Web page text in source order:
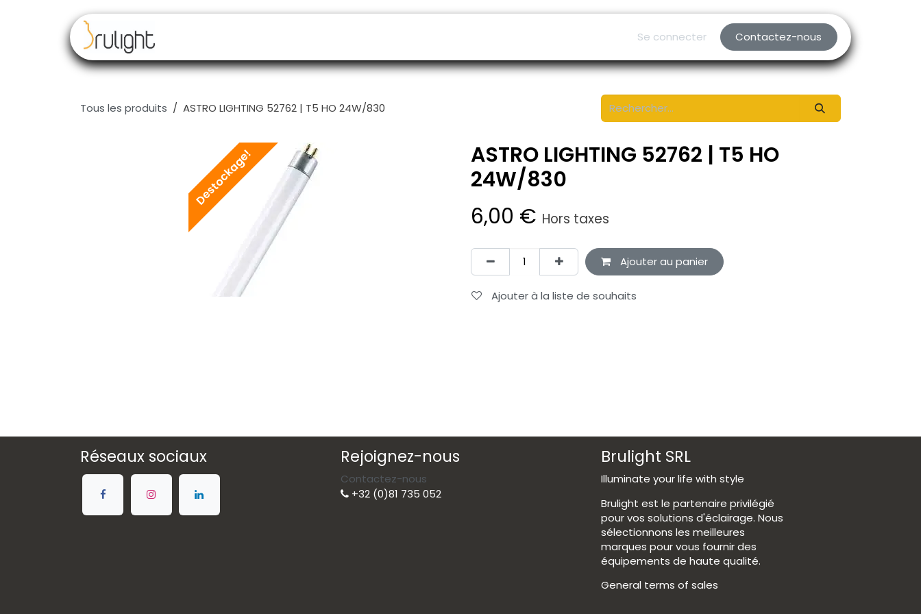
Se connecter Contactez-nous
Tous les produits ASTRO LIGHTING 52762 | T5 HO 24W/830
Destockage!
ASTRO LIGHTING 52762 | T5 HO
24W/830
6,00 € Hors taxes
Ajouter au panier
Ajouter à la liste de souhaits
Réseaux sociaux Rejoignez-nous
Contactez-nous
+32 (0)81 735 052
Brulight SRL
Illuminate your life with style
Brulight est le partenaire privilégié
pour vos solutions d'éclairage. Nous
sélectionnons les meilleures
marques pour vous fournir des
équipements de haute qualité.
General terms of sales